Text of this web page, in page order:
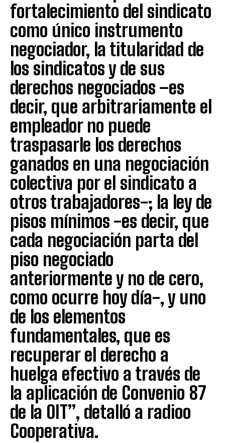
fortalecimiento del sindicato
como único instrumento
negociador, la titularidad de
los sindicatos y de sus
derechos negociados –es
decir, que arbitrariamente el
empleador no puede
traspasarle los derechos
ganados en una negociación
colectiva por el sindicato a
otros trabajadores-; la ley de
pisos mínimos -es decir, que
cada negociación parta del
piso negociado
anteriormente y no de cero,
como ocurre hoy día-, y uno
de los elementos
fundamentales, que es
recuperar el derecho a
huelga efectivo a través de
la aplicación de Convenio 87
de la OIT”, detalló a radioo
Cooperativa.